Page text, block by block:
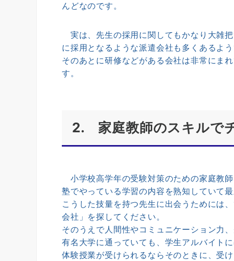
んどなのです。
実は、先生の採用に関してもかなり大雑
に採用となるような派遣会社も多くあるよう
そのあとに研修などがある会社は非常にま
す。
2. 家庭教師のスキルで
小学校高学年の受験対策のための家庭教
塾でやっている学習の内容を熟知していて
こうした技量を持つ先生に出会うためには
会社」を探してください。
そのうえで人間性やコミュニケーション力
有名大学に通っていても、学生アルバイト
体験授業が受けられるならそのときに、受